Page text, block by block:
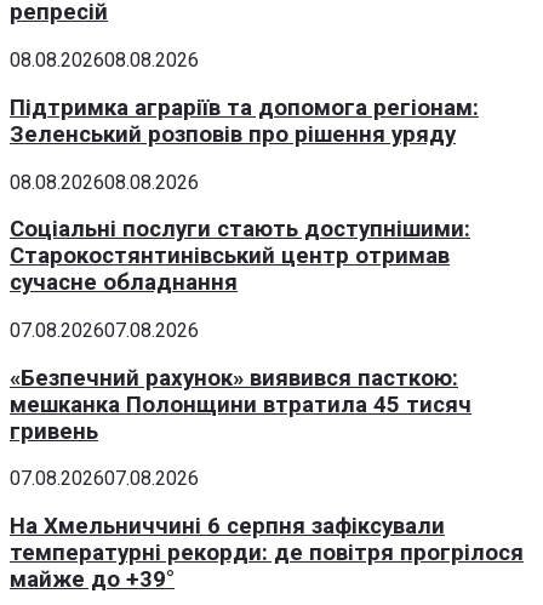
репресій
08.08.202608.08.2026
Підтримка аграріїв та допомога регіонам:
Зеленський розповів про рішення уряду
08.08.202608.08.2026
Соціальні послуги стають доступнішими:
Старокостянтинівський центр отримав
сучасне обладнання
07.08.202607.08.2026
«Безпечний рахунок» виявився пасткою:
мешканка Полонщини втратила 45 тисяч
гривень
07.08.202607.08.2026
На Хмельниччині 6 серпня зафіксували
температурні рекорди: де повітря прогрілося
майже до +39°